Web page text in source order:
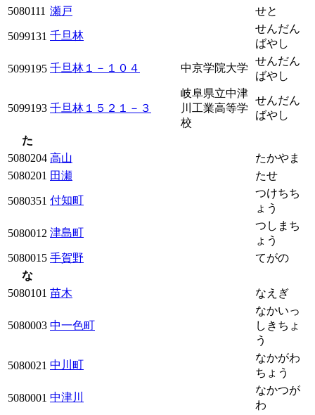
5080111 瀬戸 せと
5099131 千旦林
せんだん
ばやし
5099195 千旦林１－１０４ 中京学院大学
せんだん
ばやし
5099193 千旦林１５２１－３
岐阜県立中津
川工業高等学
校
せんだん
ばやし
た
5080204 高山
たかやま
5080201 田瀬 たせ
5080351 付知町
つけちち
ょう
5080012 津島町
つしまち
ょう
5080015 手賀野
てがの
な
5080101 苗木 なえぎ
5080003 中一色町
なかいっ
しきちょ
う
5080021 中川町
なかがわ
ちょう
5080001 中津川
なかつが
わ